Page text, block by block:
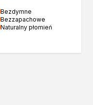
Bezdymne
Bezzapachowe
Naturalny płomień